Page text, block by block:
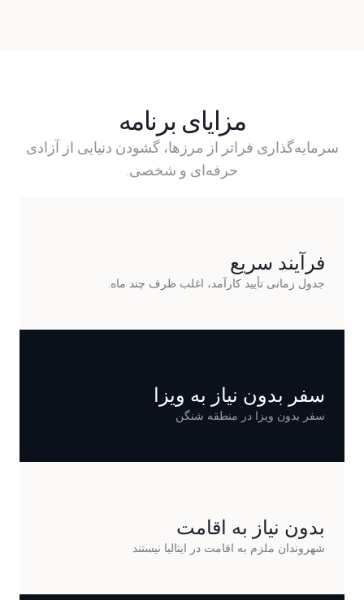
مزایای برنامه
سرمایه‌گذاری فراتر از مرزها، گشودن دنیایی از آزادی
حرفه‌ای و شخصی.
فرآیند سریع
جدول زمانی تأیید کارآمد، اغلب ظرف چند ماه.
سفر بدون نیاز به ویزا
سفر بدون ویزا در منطقه شنگن
بدون نیاز به اقامت
شهروندان ملزم به اقامت در ایتالیا نیستند